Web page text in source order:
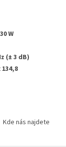
W
(± 3 dB)
134,8
Kde nás najdete